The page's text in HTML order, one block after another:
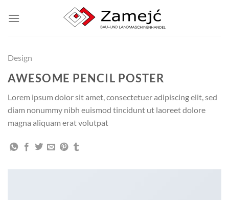
Inhalt
Design
AWESOME PENCIL POSTER
Lorem ipsum dolor sit amet, consectetuer adipiscing elit, sed
diam nonummy nibh euismod tincidunt ut laoreet dolore
magna aliquam erat volutpat